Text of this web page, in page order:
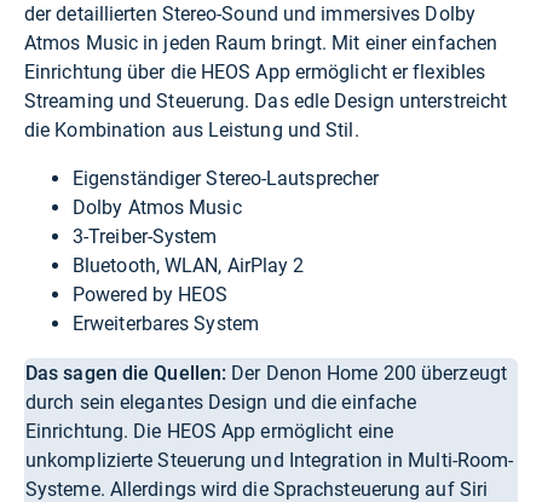
der detaillierten Stereo-Sound und immersives Dolby
Atmos Music in jeden Raum bringt. Mit einer einfachen
Einrichtung über die HEOS App ermöglicht er flexibles
Streaming und Steuerung. Das edle Design unterstreicht
die Kombination aus Leistung und Stil.
Eigenständiger Stereo-Lautsprecher
Dolby Atmos Music
3-Treiber-System
Bluetooth, WLAN, AirPlay 2
Powered by HEOS
Erweiterbares System
Das sagen die Quellen: Der Denon Home 200 überzeugt
durch sein elegantes Design und die einfache
Einrichtung. Die HEOS App ermöglicht eine
unkomplizierte Steuerung und Integration in Multi-Room-
Systeme. Allerdings wird die Sprachsteuerung auf Siri